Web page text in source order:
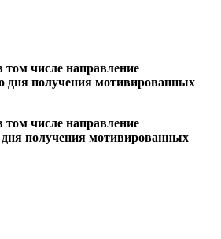
том числе направление
дня получения мотивированных
том числе направление
дня получения мотивированных